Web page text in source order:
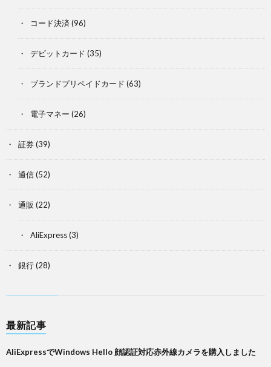
コード決済 (96)
デビットカード (35)
ブランドプリペイドカード (63)
電子マネー (26)
証券(39)
通信(52)
通販 (22)
AliExpress(3)
銀行(28)
最新記事
AliExpressでWindows Hello 顔認証対応赤外線カメラを購入しました